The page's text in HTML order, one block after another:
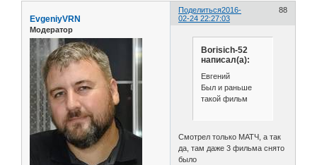
Поделиться 88
2016-
02-24 22:27:03
EvgeniyVRN
Модератор
Borisich-52
написал(а):
Евгений
Был и раньше
такой фильм
Смотрел только МАТЧ, а так
да, там даже 3 фильма снято
было